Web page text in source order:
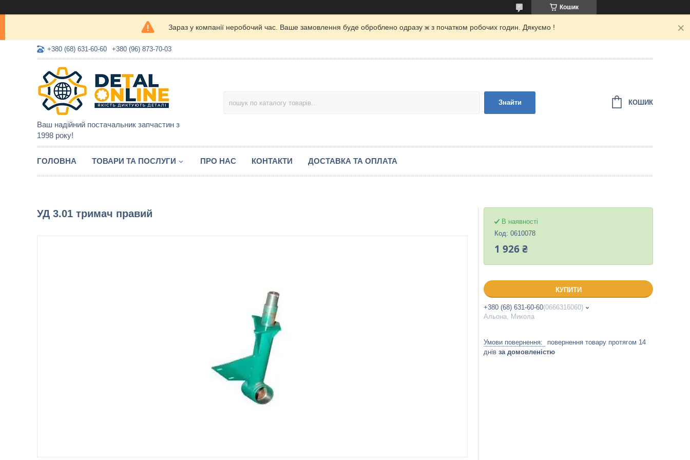
Кошик
Зараз у компанії неробочий час. Ваше замовлення буде оброблено одразу ж з початком робочих годин. Дякуємо !
+380 (68) 631-60-60 +380 (96) 873-70-03
Ваш надійний постачальник запчастин з
1998 року!
Знайти КОШИК
ГОЛОВНА ТОВАРИ ТА ПОСЛУГИ ПРО НАС КОНТАКТИ ДОСТАВКА ТА ОПЛАТА
УД 3.01 тримач правий
В наявності
Код: 0610078
1 926 ₴
КУПИТИ
+380 (68) 631-60-60 0666316060
Альона, Микола
повернення товару протягом 14
днів за домовленістю